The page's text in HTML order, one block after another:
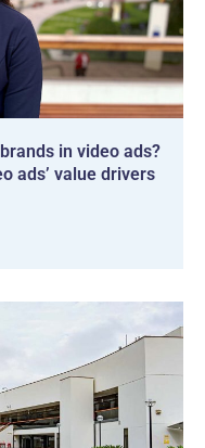
in video ads?
ads’ value drivers